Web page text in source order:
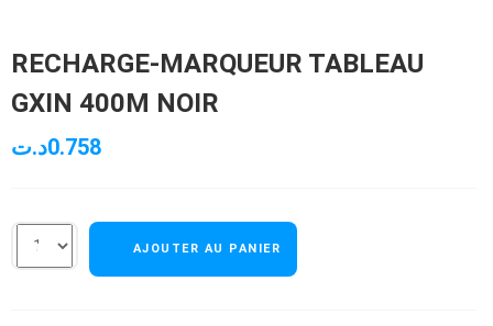
RECHARGE-MARQUEUR TABLEAU
GXIN 400M NOIR
0.758د.ت
AJOUTER AU PANIER